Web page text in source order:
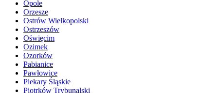
Opole
Orzesze
Ostrów Wielkopolski
Ostrzeszów
Oświęcim
Ozimek
Ozorków
Pabianice
Pawłowice
Piekary Śląskie
Piotrków Trybunalski